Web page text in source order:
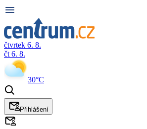
čtvrtek 6. 8.
čt 6. 8.
30°C
Přihlášení